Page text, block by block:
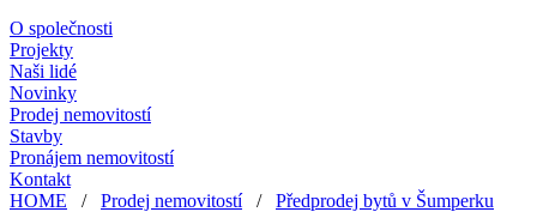
O společnosti
Projekty
Naši lidé
Novinky
Prodej nemovitostí
Stavby
Pronájem nemovitostí
Kontakt
HOME / Prodej nemovitostí/ Předprodej bytů v Šumperku